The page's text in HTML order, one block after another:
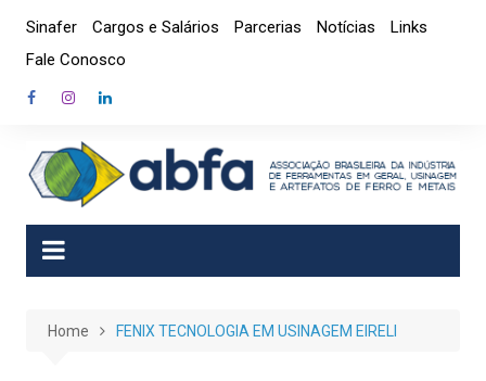
content
Sinafer Cargos e Salários Parcerias Notícias
Links
Fale Conosco
Home FENIX TECNOLOGIA EM USINAGEM EIRELI